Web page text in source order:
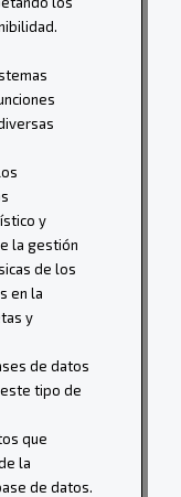
y
la gestión
de los
en la
y
de datos
tipo de
que
la
de datos.